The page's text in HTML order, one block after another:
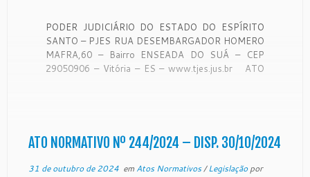
PODER JUDICIÁRIO DO ESTADO DO ESPÍRITO
SANTO – PJES RUA DESEMBARGADOR HOMERO
MAFRA,60 – Bairro ENSEADA DO SUÁ – CEP
29050906 – Vitória – ES – www.tjes.jus.br ATO
ATO NORMATIVO Nº 244/2024 – DISP. 30/10/2024
31 de outubro de 2024em Atos Normativos/Legislaçãopor